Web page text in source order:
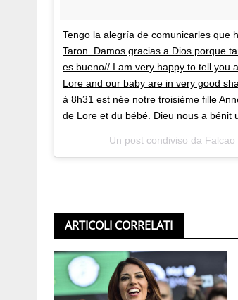
Tengo la alegría de comunicarles que
Taron. Damos gracias a Dios porque
es bueno// I am very happy to tell you
Lore and our baby are in very good
à 8h31 est née notre troisième fille
de Lore et du bébé. Dieu nous a bénit
Un post condiviso da
ARTICOLI CORRELATI